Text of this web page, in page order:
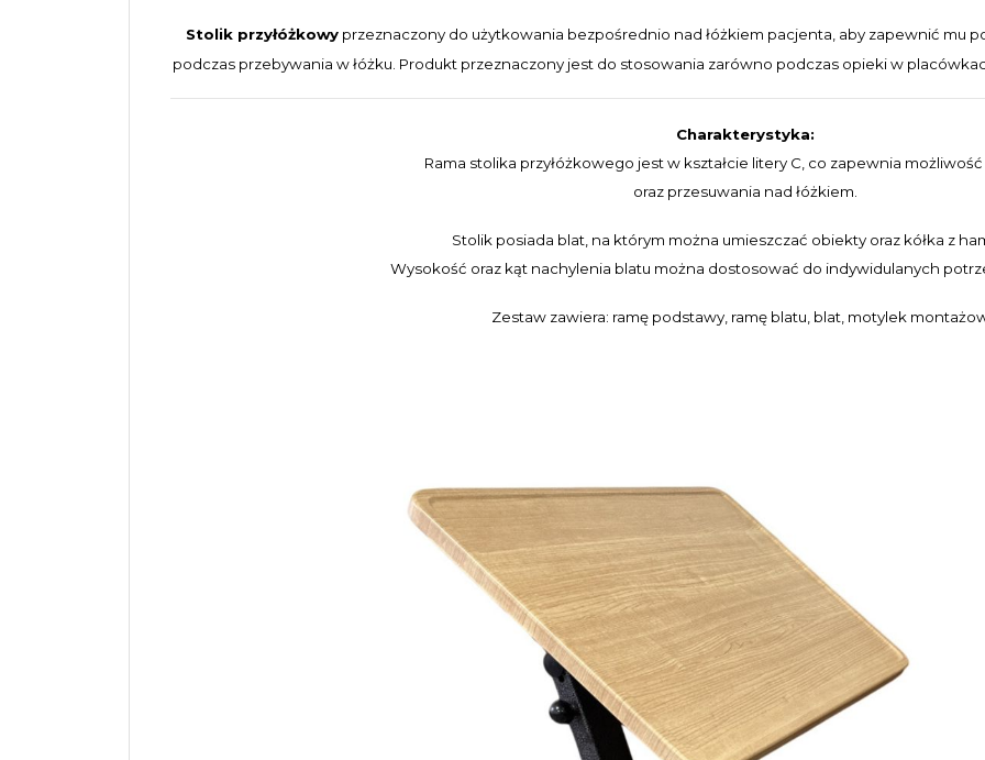
Stolik przyłóżkowyprzeznaczony do użytkowania bezpośrednio nad łóżkiem pacjenta, aby zapewnić mu
podczas przebywania w łóżku. Produkt przeznaczony jest do stosowania zarówno podczas opieki w
Charakterystyka:
Rama stolika przyłóżkowego jest w kształcie litery C, co zapewnia
oraz przesuwania nad łóżkiem.
Stolik posiada blat, na którym można umieszczać obiekty oraz kółka z
Wysokość oraz kąt nachylenia blatu można dostosować do indywidulanych
Zestaw zawiera: ramę podstawy, ramę blatu, blat, motylek